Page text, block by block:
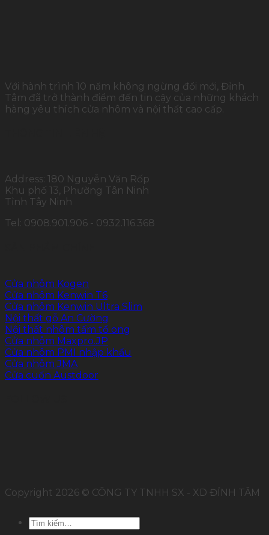
Với hành trình 10 năm không ngừng đổi mới, Đỉnh
Tâm đã trở thành điểm đến tin cậy của những khách
hàng yêu thích cửa nhôm và nội thất cao cấp.
Address: 180 Nguyễn Văn Rốp
Khu phố 13, Phường Tân Ninh
Tỉnh Tây Ninh
Tel: 0908.901.906 - 0932.116.368
Cửa nhôm Kogen
Cửa nhôm Kenwin T6
Cửa nhôm Kenwin Ultra Slim
Nội thất gỗ An Cường
Nội thất nhôm tấm tổ ong
Cửa nhôm Maxpro.JP
Cửa nhôm PMI nhập khẩu
Cửa nhôm JMA
Cửa cuốn Austdoor
Copyright 2026 © CÔNG TY TNHH SX - XD ĐỈNH TÂM
Tìm